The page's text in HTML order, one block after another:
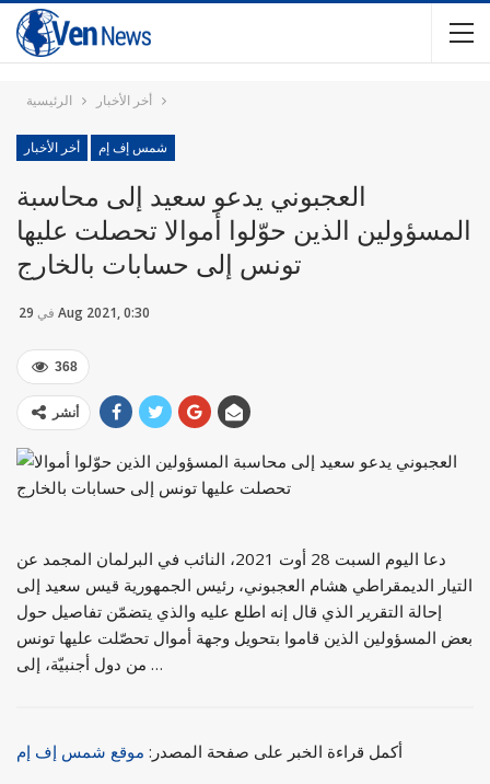
الرئيسية أخر الأخبار
أخر الأخبار شمس إف إم
العجبوني يدعو سعيد إلى محاسبة
المسؤولين الذين حوّلوا أموالا تحصلت عليها
تونس إلى حسابات بالخارج
في 29 Aug 2021, 0:30
368
أنشر
دعا اليوم السبت 28 أوت 2021، النائب في البرلمان المجمد عن
التيار الديمقراطي هشام العجبوني، رئيس الجمهورية قيس سعيد إلى
إحالة التقرير الذي قال إنه اطلع عليه والذي يتضمّن تفاصيل حول
بعض المسؤولين الذين قاموا بتحويل وجهة أموال تحصّلت عليها تونس
من دول أجنبيّة، إلى …
أكمل قراءة الخبر على صفحة المصدر: موقع شمس إف إم